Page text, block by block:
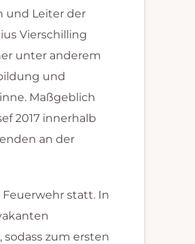
und Leiter der
Vierschilling
unter anderem
und
Maßgeblich
2017 innerhalb
an der
statt. In
zum ersten